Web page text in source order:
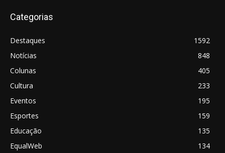
Categorias
Destaques
1592
Notícias
848
Colunas
405
Cultura
233
Eventos
195
Esportes
159
Educação
135
EqualWeb
134